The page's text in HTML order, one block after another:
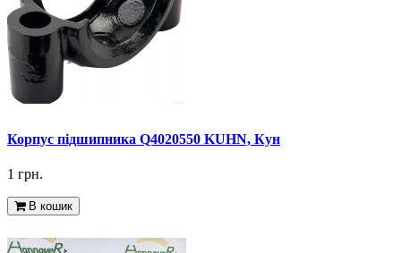
Корпус підшипника Q4020550 KUHN, Кун
1 грн.
В кошик